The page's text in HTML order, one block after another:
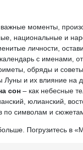
моменты,
национальные и
личности,
с именами,
обряды и
Луны и их влияние на
сон – как небесные
юлианский,
по символам и
Погрузитесь в